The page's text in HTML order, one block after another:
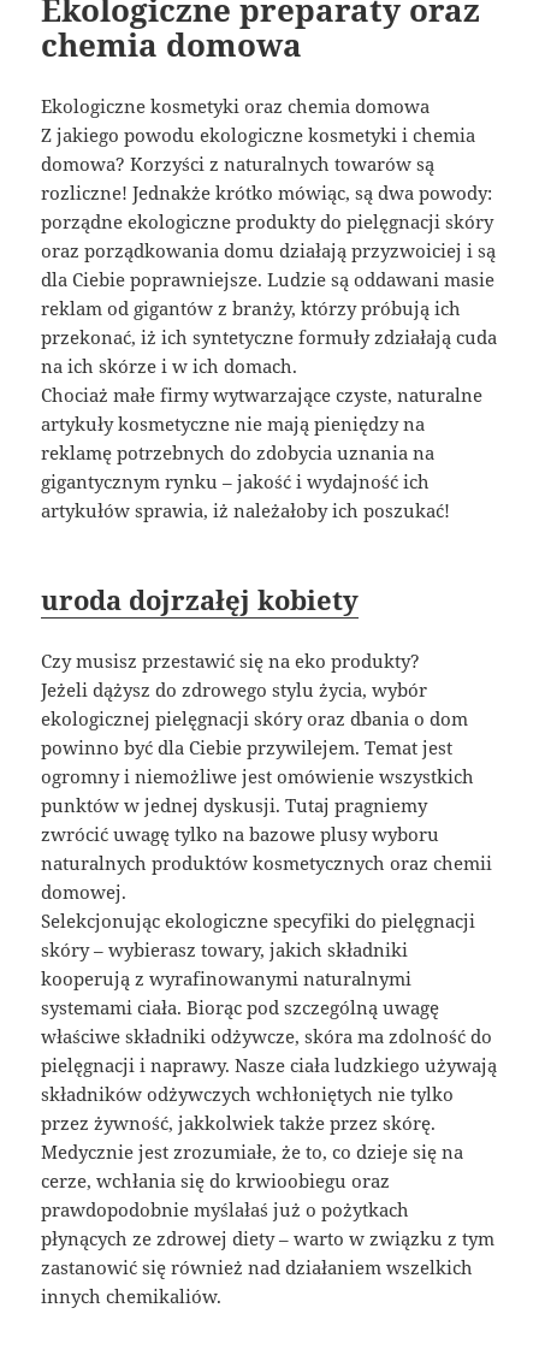
Ekologiczne preparaty oraz
chemia domowa
Ekologiczne kosmetyki oraz chemia domowa
Z jakiego powodu ekologiczne kosmetyki i chemia
domowa? Korzyści z naturalnych towarów są
rozliczne! Jednakże krótko mówiąc, są dwa powody:
porządne ekologiczne produkty do pielęgnacji skóry
oraz porządkowania domu działają przyzwoiciej i są
dla Ciebie poprawniejsze. Ludzie są oddawani masie
reklam od gigantów z branży, którzy próbują ich
przekonać, iż ich syntetyczne formuły zdziałają cuda
na ich skórze i w ich domach.
Chociaż małe firmy wytwarzające czyste, naturalne
artykuły kosmetyczne nie mają pieniędzy na
reklamę potrzebnych do zdobycia uznania na
gigantycznym rynku – jakość i wydajność ich
artykułów sprawia, iż należałoby ich poszukać!
uroda dojrzałęj kobiety
Czy musisz przestawić się na eko produkty?
Jeżeli dążysz do zdrowego stylu życia, wybór
ekologicznej pielęgnacji skóry oraz dbania o dom
powinno być dla Ciebie przywilejem. Temat jest
ogromny i niemożliwe jest omówienie wszystkich
punktów w jednej dyskusji. Tutaj pragniemy
zwrócić uwagę tylko na bazowe plusy wyboru
naturalnych produktów kosmetycznych oraz chemii
domowej.
Selekcjonując ekologiczne specyfiki do pielęgnacji
skóry – wybierasz towary, jakich składniki
kooperują z wyrafinowanymi naturalnymi
systemami ciała. Biorąc pod szczególną uwagę
właściwe składniki odżywcze, skóra ma zdolność do
pielęgnacji i naprawy. Nasze ciała ludzkiego używają
składników odżywczych wchłoniętych nie tylko
przez żywność, jakkolwiek także przez skórę.
Medycznie jest zrozumiałe, że to, co dzieje się na
cerze, wchłania się do krwioobiegu oraz
prawdopodobnie myślałaś już o pożytkach
płynących ze zdrowej diety – warto w związku z tym
zastanowić się również nad działaniem wszelkich
innych chemikaliów.